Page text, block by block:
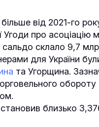
від 2021-го
про асоціацію
склало 9,7
для України
та Угорщина.
обороту
становив близько